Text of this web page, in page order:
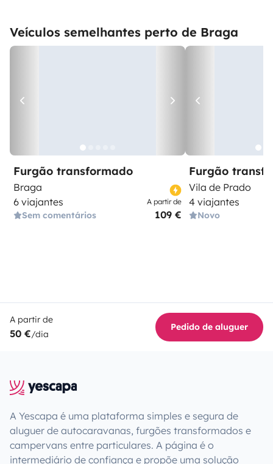
Veículos semelhantes perto de Braga
Furgão transformado
Braga
6 viajantes
Sem comentários
A partir de
109 €
Furgão
Vila de Prado
4 viajantes
Novo
A partir de
50 €/dia
Pedido de aluguer
A Yescapa é uma plataforma simples e segura de
aluguer de autocaravanas, furgões transformados e
campervans entre particulares. A página é o
intermediário de confiança e propõe uma solução